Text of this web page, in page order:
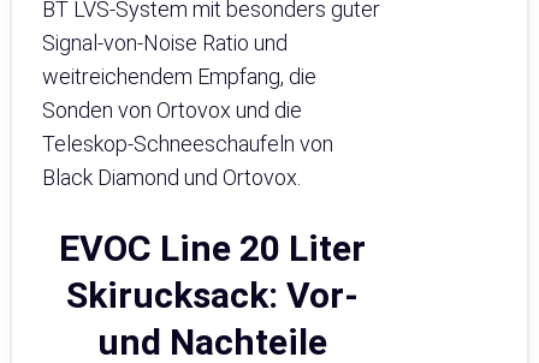
BT LVS-System mit besonders guter
Signal-von-Noise Ratio und
weitreichendem Empfang, die
Sonden von Ortovox und die
Teleskop-Schneeschaufeln von
Black Diamond und Ortovox.
EVOC Line 20 Liter
Skirucksack: Vor-
und Nachteile